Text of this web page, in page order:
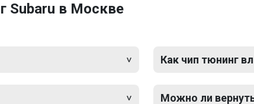
Subaru в Москве
Как чип тюнинг
Можно ли